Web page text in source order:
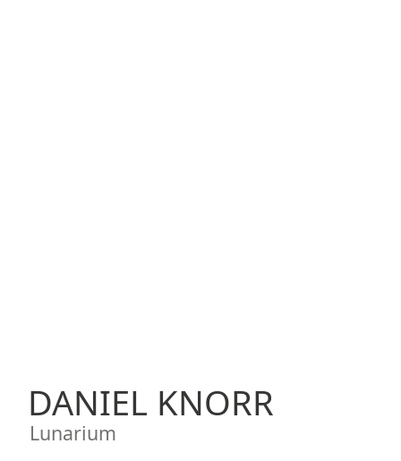
DANIEL KNORR
Lunarium